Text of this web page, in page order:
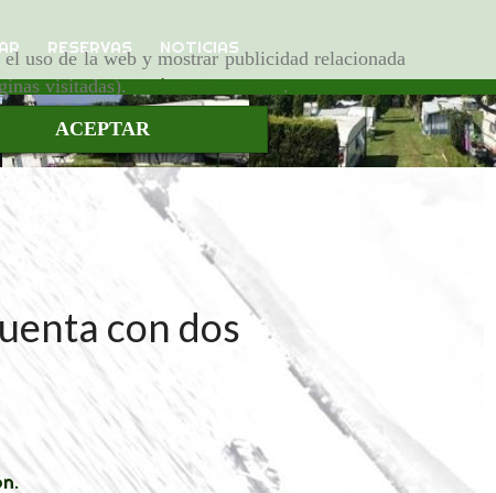
uso de la web y mostrar publicidad relacionada
visitadas).Política de cookies.
ACEPTAR
RESERVAS NOTICIAS
con dos